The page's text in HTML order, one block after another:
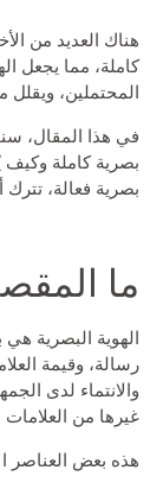
هناك العديد من
كاملة، مما يجعل
المحتملين، ويقلل
في هذا المقال،
بصرية كاملة
بصرية فعالة،
ما
الهوية البصرية
رسالة، وقيمة
والانتماء لدى
غيرها من العلامات
هذه بعض العناصر